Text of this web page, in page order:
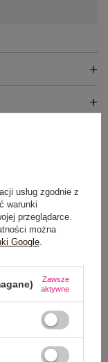
usług zgodnie z
warunki
przeglądarce.
można
Google.
Zawsze
aktywne